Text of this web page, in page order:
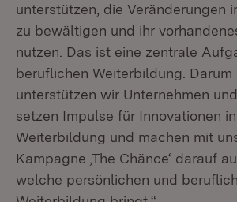
unterstützen, die Veränderungen
zu bewältigen und ihr
nutzen. Das ist eine zentrale
beruflichen Weiterbildung. Darum
unterstützen wir Unternehmen
setzen Impulse für Innovationen
Weiterbildung und machen mit
Kampagne ,The Chänce‘ darauf
welche persönlichen und